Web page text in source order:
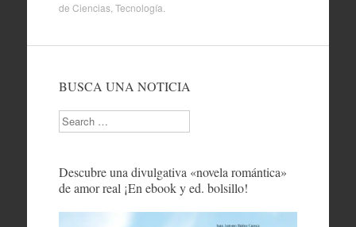
de Ciencias, Tecnología
BUSCA UNA NOTICIA
Search
Descubre una divulgativa «novela romántica»
de amor real ¡En ebook y ed. bolsillo!